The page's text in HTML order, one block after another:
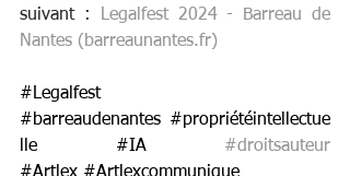
suivant :
Legalfest 2024 - Barreau de
Nantes ( barreaunantes.fr)
#Legalfest
#barreaudenantes #propriétéintellectue
lle
#IA
#droitsauteur